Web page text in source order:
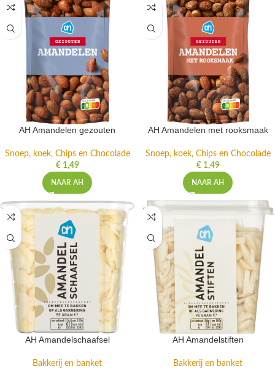
AH Amandelen gezouten
Snoep, koek, Chips en Chocolade
€1,49
NAAR AH
AH Amandelen met rooksmaak
Snoep, koek, Chips en Chocolade
€1,49
NAAR AH
AH Amandelschaafsel
Bakkerij en banket
AH Amandelstiften
Bakkerij en banket